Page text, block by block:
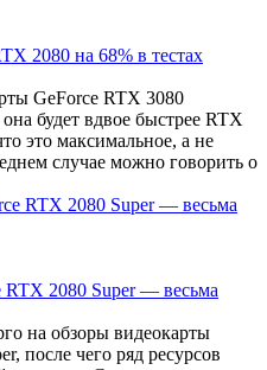
2080 на 68% в тестах
GeForce RTX 3080
будет вдвое быстрее RTX
это максимальное, а не
случае можно говорить о
2080 Super — весьма
на обзоры видеокарты
после чего ряд ресурсов